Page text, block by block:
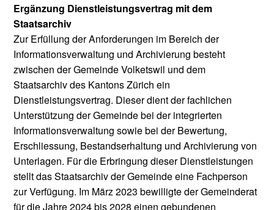
Ergänzung Dienstleistungsvertrag mit dem
Staatsarchiv
Zur Erfüllung der Anforderungen im Bereich der
Informationsverwaltung und Archivierung besteht
zwischen der Gemeinde Volketswil und dem
Staatsarchiv des Kantons Zürich ein
Dienstleistungsvertrag. Dieser dient der fachlichen
Unterstützung der Gemeinde bei der integrierten
Informationsverwaltung sowie bei der Bewertung,
Erschliessung, Bestandserhaltung und Archivierung von
Unterlagen. Für die Erbringung dieser Dienstleistungen
stellt das Staatsarchiv der Gemeinde eine Fachperson
zur Verfügung. Im März 2023 bewilligte der Gemeinderat
für die Jahre 2024 bis 2028 einen gebundenen